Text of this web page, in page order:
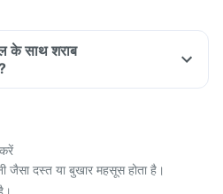
के साथ शराब
जैसा दस्त या बुखार महसूस होता है।